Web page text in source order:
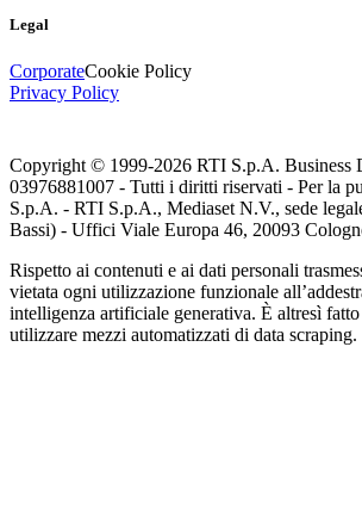
Legal
CorporateCookie Policy
Privacy Policy
Copyright © 1999-2026 RTI S.p.A. Business
03976881007 - Tutti i diritti riservati - Per la
S.p.A. - RTI S.p.A., Mediaset N.V., sede
Bassi) - Uffici Viale Europa 46, 20093
Rispetto ai contenuti e ai dati personali
vietata ogni utilizzazione funzionale
intelligenza artificiale generativa. È altresì
utilizzare mezzi automatizzati di data scraping.